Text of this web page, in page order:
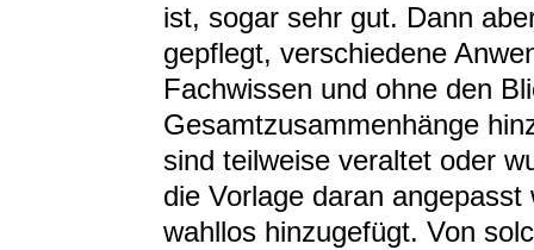
ist, sogar sehr gut. Dann
gepflegt, verschiedene
Fachwissen und ohne den
Gesamtzusammenhänge
sind teilweise veraltet oder
die Vorlage daran
wahllos hinzugefügt. Von